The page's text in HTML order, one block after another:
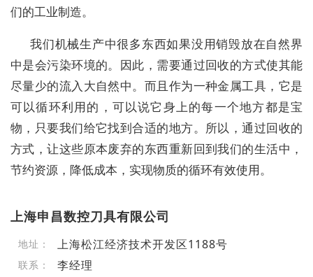
们的工业制造。
我们机械生产中很多东西如果没用销毁放在自然界
中是会污染环境的。因此，需要通过回收的方式使其能
尽量少的流入大自然中。而且作为一种金属工具，它是
可以循环利用的，可以说它身上的每一个地方都是宝
物，只要我们给它找到合适的地方。所以，通过回收的
方式，让这些原本废弃的东西重新回到我们的生活中，
节约资源，降低成本，实现物质的循环有效使用。
上海申昌数控刀具有限公司
地址： 上海松江经济技术开发区1188号
联系： 李经理